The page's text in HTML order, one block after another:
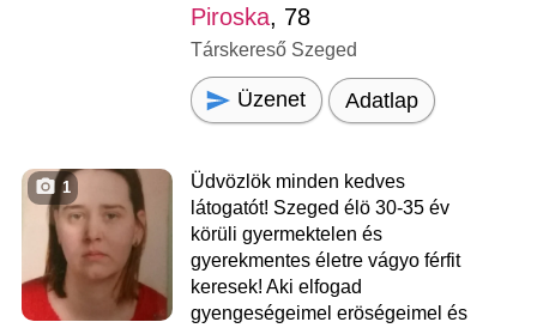
Piroska, 78
Társkereső Szeged
Üzenet Adatlap
1
Üdvözlök minden kedves
látogatót! Szeged élö 30-35 év
körüli gyermektelen és
gyerekmentes életre vágyo férfit
keresek! Aki elfogad
gyengeségeimel eröségeimel és